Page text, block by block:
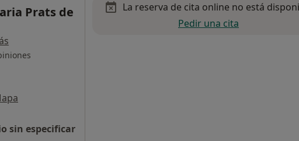
Prats de
sin especificar
La reserva de cita online no está
Pedir una cita